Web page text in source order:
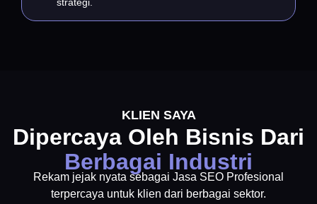
KLIEN SAYA
Dipercaya Oleh Bisnis Dari
Berbagai Industri
Rekam jejak nyata sebagai Jasa SEO Profesional
terpercaya untuk klien dari berbagai sektor.